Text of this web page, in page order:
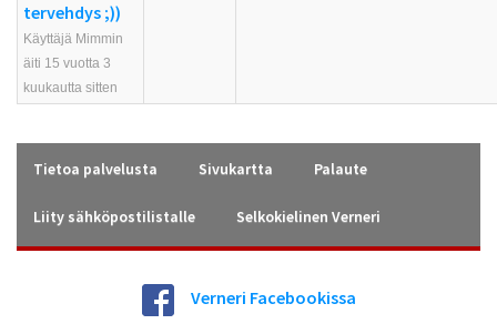
tervehdys ;))
Käyttäjä Mimmin
äiti 15 vuotta 3
kuukautta sitten
Tietoa palvelusta Sivukartta Palaute
Liity sähköpostilistalle Selkokielinen Verneri
Verneri Facebookissa